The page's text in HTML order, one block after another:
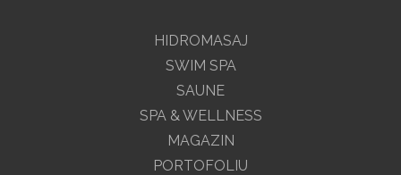
HIDROMASAJ
SWIM SPA
SAUNE
SPA & WELLNESS
MAGAZIN
PORTOFOLIU